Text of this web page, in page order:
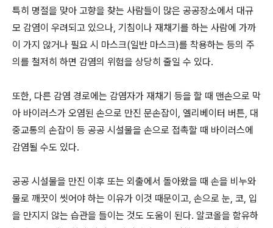
특히 명절을 맞아 고향을 찾는 사람들이 많은 공공장소에서 대규
모 감염이 우려되고 있으나, 기침이나 재채기를 하는 사람에 가까
이 가지 않거나 필요 시 마스크(일반 마스크)를 착용하는 등의 주
의를 철저히 하면 감염의 위험을 상당히 줄일 수 있다.
또한, 다른 감염 경로에는 감염자가 재채기 등을 할 때 맨손으로 막
아 바이러스가 오염된 손으로 만진 문손잡이, 엘리베이터 버튼, 대
중교통의 손잡이 등 공공 시설물을 손으로 접촉할 때 바이러스에
감염될 수도 있다.
공공 시설물을 만진 이후 또는 외출에서 돌아왔을 때 손을 비누와
물로 깨끗이 씻어야 하는 이유가 이것 때문이고, 손으로 눈, 코, 입
을 만지지 않는 습관을 들이는 것도 도움이 된다. 알코올을 함유하